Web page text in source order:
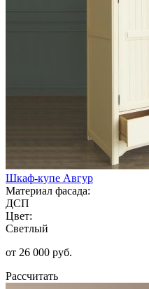
Шкаф-купе Авгур
Материал фасада:
ДСП
Цвет:
Светлый
от 26 000 руб.
Рассчитать